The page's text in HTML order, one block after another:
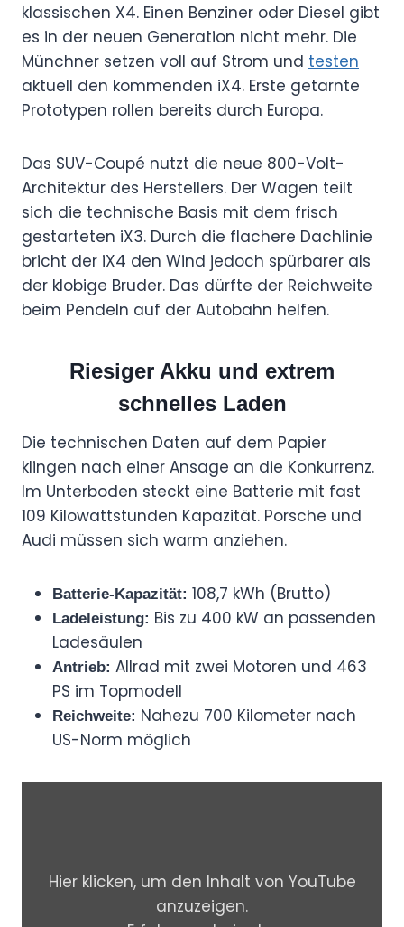
klassischen X4. Einen Benziner oder Diesel gibt
es in der neuen Generation nicht mehr. Die
Münchner setzen voll auf Strom und testen
aktuell den kommenden iX4. Erste getarnte
Prototypen rollen bereits durch Europa.
Das SUV-Coupé nutzt die neue 800-Volt-
Architektur des Herstellers. Der Wagen teilt
sich die technische Basis mit dem frisch
gestarteten iX3. Durch die flachere Dachlinie
bricht der iX4 den Wind jedoch spürbarer als
der klobige Bruder. Das dürfte der Reichweite
beim Pendeln auf der Autobahn helfen.
Riesiger Akku und extrem
schnelles Laden
Die technischen Daten auf dem Papier
klingen nach einer Ansage an die Konkurrenz.
Im Unterboden steckt eine Batterie mit fast
109 Kilowattstunden Kapazität. Porsche und
Audi müssen sich warm anziehen.
Batterie-Kapazität: 108,7 kWh (Brutto)
Ladeleistung: Bis zu 400 kW an passenden
Ladesäulen
Antrieb: Allrad mit zwei Motoren und 463
PS im Topmodell
Reichweite: Nahezu 700 Kilometer nach
US-Norm möglich
P
H
Hier klicken, um den Inhalt von YouTube
anzuzeigen.